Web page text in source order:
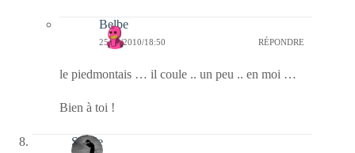
Belbe
25/09/2010/18:50 RÉPONDRE
le piedmontais … il coule .. un peu .. en moi …
Bien à toi !
Sylvie